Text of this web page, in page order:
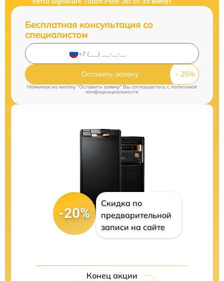
Бесплатная консультация со
специалистом
Оставить заявку
Нажимая на кнопку "Оставить заявку" Вы соглашаетесь cполитикой
конфиденциальности
-20%
Скидка по
предварительной
записи на сайте
Конец акции